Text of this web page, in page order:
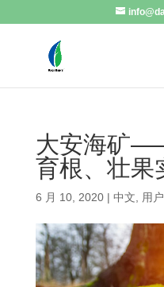
大安海矿
育根、壮果
6 月 10, 2020| 中文 用